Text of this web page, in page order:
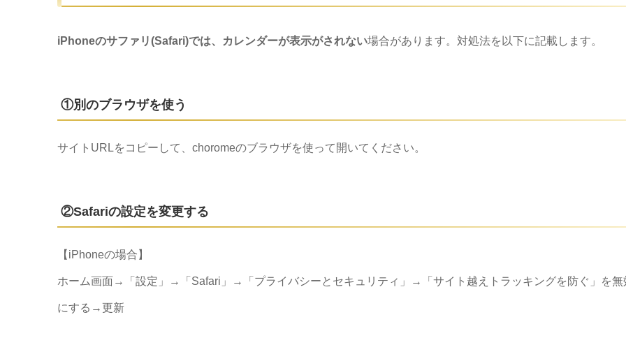
iPhoneのサファリ(Safari)では、カレンダーが表示がされない場合があります。対処法を以下に記載します。
①別のブラウザを使う
サイトURLをコピーして、choromeのブラウザを使って開いてください。
②Safariの設定を変更する
【iPhoneの場合】
ホーム画面→「設定」→「Safari」→「プライバシーとセキュリティ」→「サイト越えトラッキングを防ぐ」を無
にする→更新